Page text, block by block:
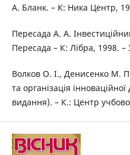
А. Бланк. – К: Ника Центр,
Пересада А. А.
Пересада – К: Лібра, 1998. –
Волков О. І., Денисенко М.
та організація
видання). – К.: Центр